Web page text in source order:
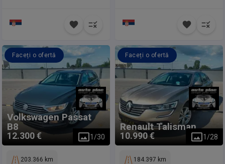
Volkswagen Passat
B8
12.300 €
Faceți o ofertă
1 /30
203.366 km
Renault Talisman
10.990 €
Faceți o ofertă
1 /28
184.397 km